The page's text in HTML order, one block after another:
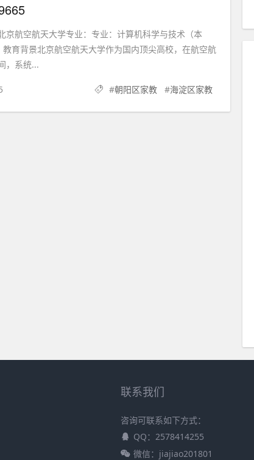
京航空航天大学专业：专业：计算机科学与技术（本
育背景北京航空航天大学作为国内顶尖高校，在航空航
，系统...
#朝阳区家教 #海淀区家教
联系我们
咨询可联系如下方式：
QQ：2578414255
微信：jiajiao201801